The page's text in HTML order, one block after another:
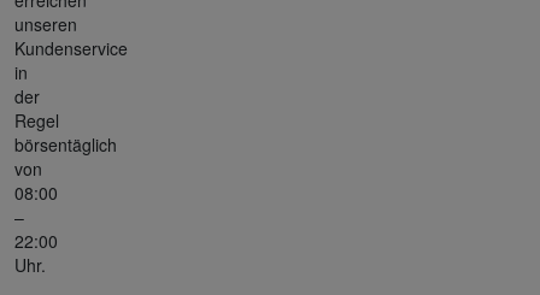
unseren
Kundenservice
in
der
Regel
börsentäglich
von
08:00
–
22:00
Uhr.